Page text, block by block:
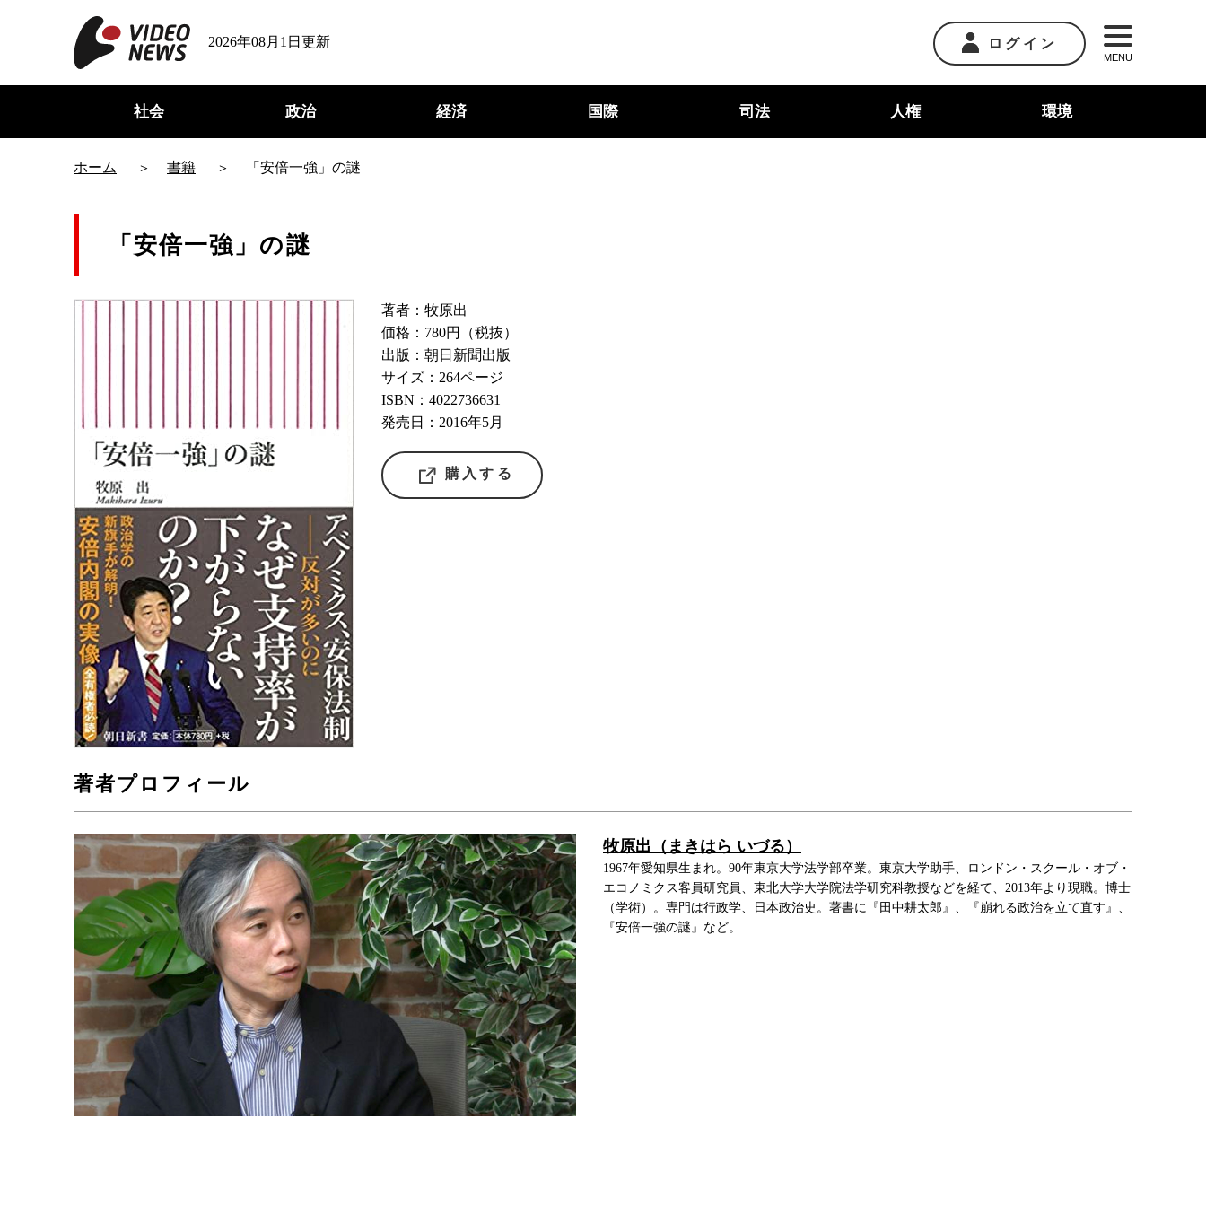
2026年08月1日更新 ログイン
MENU
社会 政治 経済 国際 司法 人権 環境
ホーム 書籍 「安倍一強」の謎
「安倍一強」の謎
著者：牧原出
価格：780円（税抜）
出版：朝日新聞出版
サイズ：264ページ
ISBN：4022736631
発売日：2016年5月
購入する
著者プロフィール
牧原出（まきはら いづる）
1967年愛知県生まれ。90年東京大学法学部卒業。東京大学助手、ロンドン・スクール・オブ・
エコノミクス客員研究員、東北大学大学院法学研究科教授などを経て、2013年より現職。博士
（学術）。専門は行政学、日本政治史。著書に『田中耕太郎』、『崩れる政治を立て直す』、
『安倍一強の謎』など。